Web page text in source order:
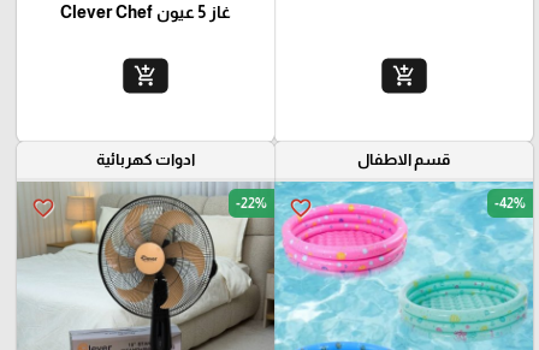
add_shopping_cart
غاز 5 عيون Clever Chef
add_shopping_cart
قسم الاطفال
favorite_border -42%
ادوات كهربائية
favorite_border -22%